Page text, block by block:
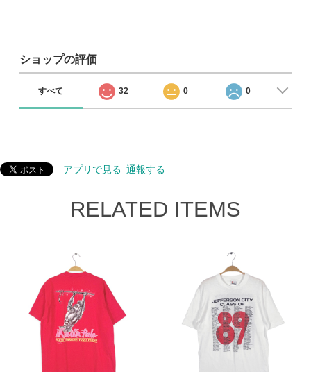
ショップの評価
すべて 32 0 0
アプリで見る 通報する
RELATED ITEMS